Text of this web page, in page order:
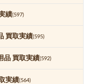
績(597)
買取実績(595)
品 買取実績(592)
実績(564)